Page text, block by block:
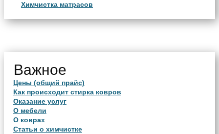
Химчистка матрасов
Важное
Цены (общий прайс)
Как происходит стирка ковров
Оказание услуг
О мебели
О коврах
Статьи о химчистке